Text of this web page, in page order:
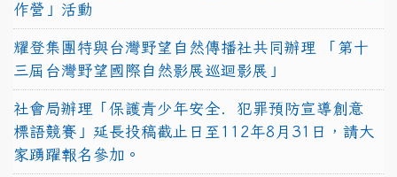
作營」活動
耀登集團特與台灣野望自然傳播社共同辦理 「第十
三屆台灣野望國際自然影展巡迴影展」
社會局辦理「保護青少年安全．犯罪預防宣導創意
標語競賽」延長投稿截止日至112年8月31日，請大
家踴躍報名參加。